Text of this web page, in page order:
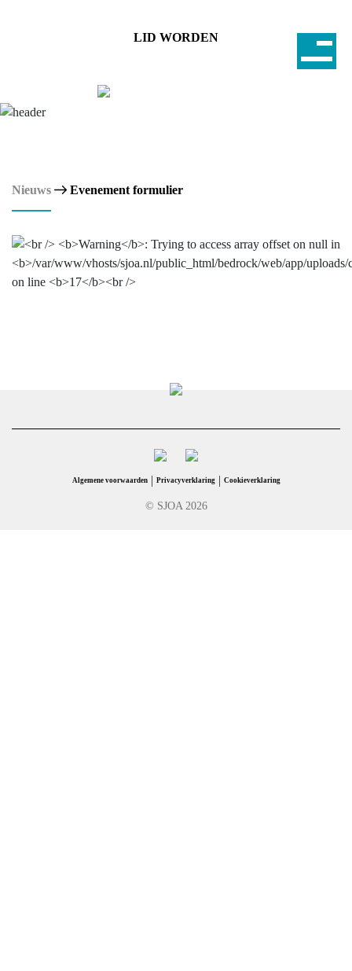
LID WORDEN
Nieuws Evenement formulier
© SJOA 2026
Algemene voorwaarden | Privacyverklaring | Cookieverklaring